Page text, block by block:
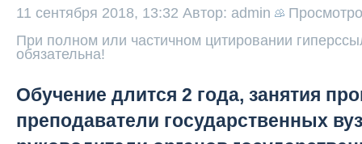
11 сентября 2018, 13:32 Автор: admin
При полном или частичном цитировании
обязательна!
Обучение длится 2 года, занятия
преподаватели государственных